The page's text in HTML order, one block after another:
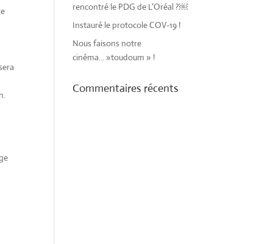
rencontré le PDG de L’Oréal ?￼
Instauré le protocole COV-19 !
Nous faisons notre
cinéma… »toudoum » !
Commentaires récents